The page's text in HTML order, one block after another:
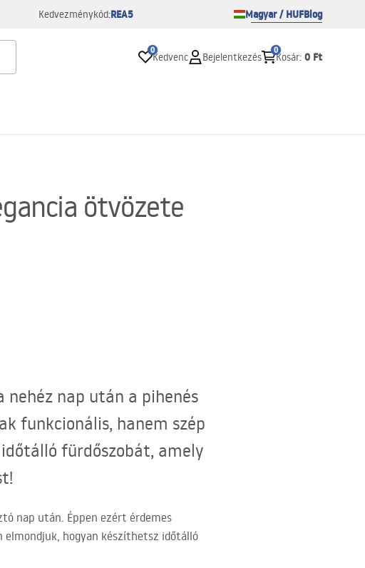
Kedvezménykód:REA5 Magyar / HUFBlog
0
Kedvenc Bejelentkezés
0
Kosár: 0 Ft
ötvözete
nap után a pihenés
funkcionális, hanem szép
fürdőszobát, amely
nap után. Éppen ezért érdemes
elmondjuk, hogyan készíthetsz időtálló